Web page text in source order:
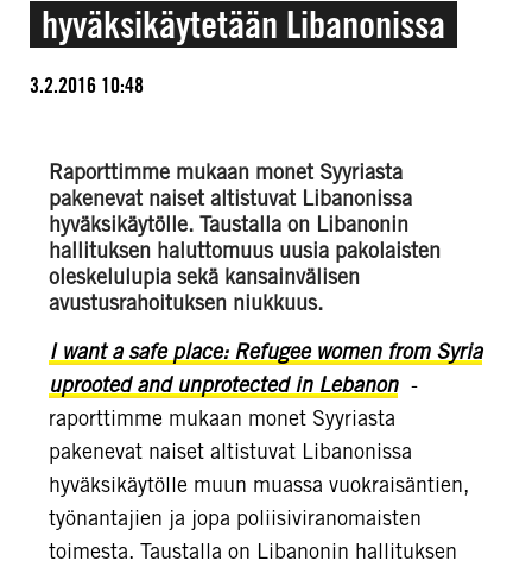
hyväksikäytetään Libanonissa
3.2.2016 10:48
Raporttimme mukaan monet Syyriasta
pakenevat naiset altistuvat Libanonissa
hyväksikäytölle. Taustalla on Libanonin
hallituksen haluttomuus uusia pakolaisten
oleskelulupia sekä kansainvälisen
avustusrahoituksen niukkuus.
I want a safe place: Refugee women from Syria
uprooted and unprotected in Lebanon -
raporttimme mukaan monet Syyriasta
pakenevat naiset altistuvat Libanonissa
hyväksikäytölle muun muassa vuokraisäntien,
työnantajien ja jopa poliisiviranomaisten
toimesta. Taustalla on Libanonin hallituksen